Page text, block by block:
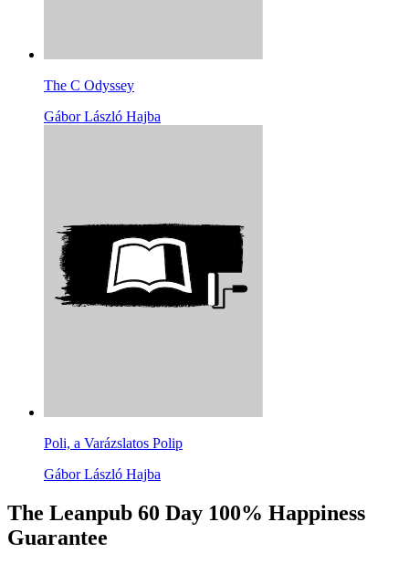
The C Odyssey
Gábor László Hajba
Poli, a Varázslatos Polip
Gábor László Hajba
The Leanpub 60 Day 100% Happiness
Guarantee